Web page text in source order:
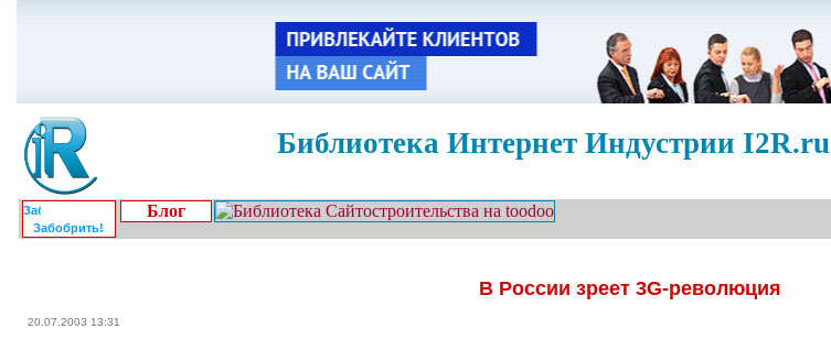
Библиотека Интернет Индустрии I2R.ru
Забобрить!
Блог
В России зреет 3G-революция
20.07.2003 13:31